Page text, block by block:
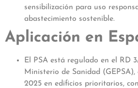
sensibilización para uso
abastecimiento sostenible.
Aplicación en
El PSA está regulado en el RD
Ministerio de Sanidad
2025 en edificios prioritarios,